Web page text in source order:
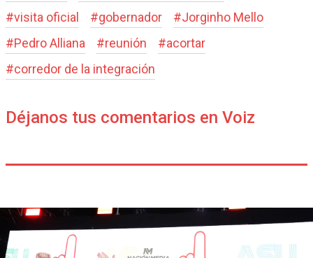
#visita oficial #gobernador #Jorginho Mello
#Pedro Alliana #reunión #acortar
#corredor de la integración
Déjanos tus comentarios en Voiz